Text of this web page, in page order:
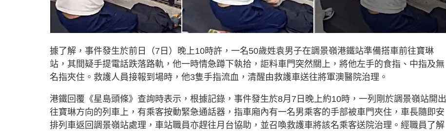
據了解，事件發生於前日（7日）晚上10時許，一名50歲姓袁男子在調景嶺港鐵站準備搭車前往寶琳
站，其間疑手提電話跌落路軌，他一時情急蹲下執拾，詎料車門突然關上，將他左手的食指、中指及無
名指夾住。救護人員接報到場時，他3隻手指流血，清醒由救護車送往將軍澳醫院治理。
港鐵回覆《星島頭條》查詢時表示，根據記錄，事件發生於8月7日晚上約10時，一列剛於調景嶺站開出
往寶琳方向的列車上，有乘客按動緊急通話器，指車廂內有一名男乘客的手部被車門夾住，車長隨即安
排列車返回調景嶺站處理，車站職員亦趕往月台協助，並召喚救護車將該名乘客送院治理。經職員了解